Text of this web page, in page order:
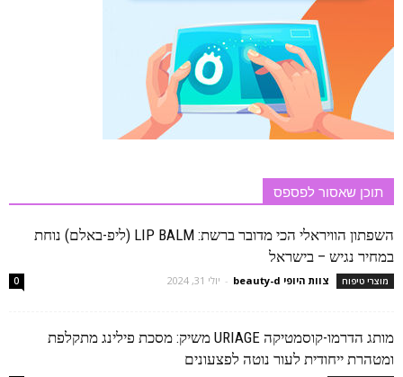
תוכן שאסור לפספס
השפתון הוויראלי הכי מדובר ברשת: LIP BALM (ליפ-באלם) נוחת
במחיר נגיש – בישראל
מוצרי טיפוח צוות היופי beauty-d - יולי 31, 2024 0
מותג הדרמו-קוסמטיקה URIAGE משיק: מסכת פילינג מתקלפת
ומטהרת ייחודית לעור נוטה לפצעונים